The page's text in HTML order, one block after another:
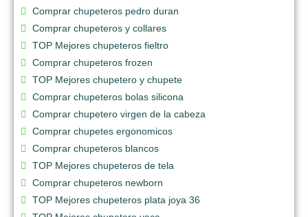
Comprar chupeteros pedro duran
Comprar chupeteros y collares
TOP Mejores chupeteros fieltro
Comprar chupeteros frozen
TOP Mejores chupetero y chupete
Comprar chupeteros bolas silicona
Comprar chupetero virgen de la cabeza
Comprar chupetes ergonomicos
Comprar chupeteros blancos
TOP Mejores chupeteros de tela
Comprar chupeteros newborn
TOP Mejores chupeteros plata joya 36